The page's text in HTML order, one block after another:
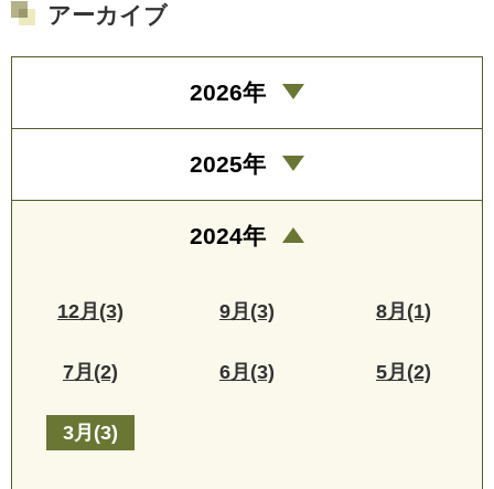
アーカイブ
2026年
2025年
2024年
12月(3) 9月(3) 8月(1)
7月(2) 6月(3) 5月(2)
3月(3)